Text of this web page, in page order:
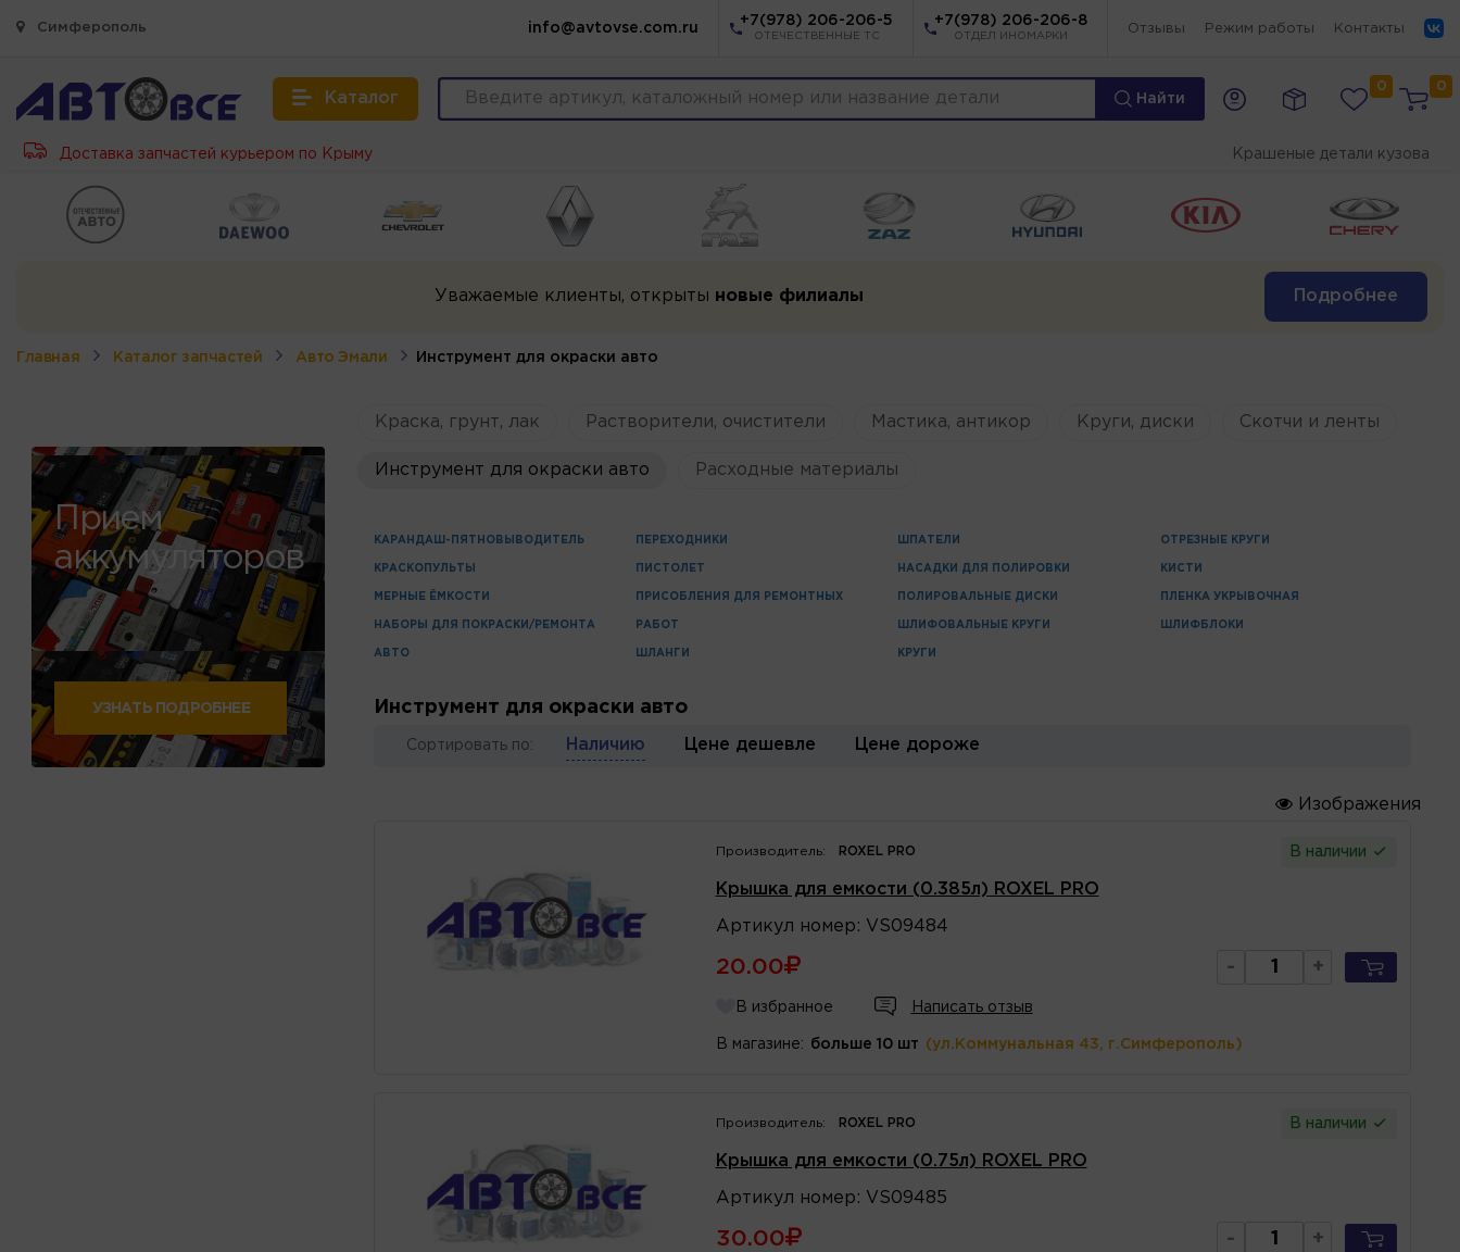
Симферополь info@avtovse.com.ru
+7(978) 206-206-5
ОТЕЧЕСТВЕННЫЕ ТС
+7(978) 206-206-8
ОТДЕЛ ИНОМАРКИ
Отзывы Режим работы Контакты
Каталог Найти
0 0
Доставка запчастей курьером по Крыму Крашеные детали кузова
Уважаемые клиенты, открыты новые филиалы Подробнее
Главная Каталог запчастей Авто Эмали Инструмент для окраски авто
Прием
аккумуляторов
УЗНАТЬ ПОДРОБНЕЕ
Краска, грунт, лак Растворители, очистители Мастика, антикор Круги, диски Скотчи и ленты
Инструмент для окраски авто Расходные материалы
КАРАНДАШ-ПЯТНОВЫВОДИТЕЛЬ
КРАСКОПУЛЬТЫ
МЕРНЫЕ ЁМКОСТИ
НАБОРЫ ДЛЯ ПОКРАСКИ/РЕМОНТА
АВТО
ПЕРЕХОДНИКИ
ПИСТОЛЕТ
ПРИСОБЛЕНИЯ ДЛЯ РЕМОНТНЫХ
РАБОТ
ШЛАНГИ
ШПАТЕЛИ
НАСАДКИ ДЛЯ ПОЛИРОВКИ
ПОЛИРОВАЛЬНЫЕ ДИСКИ
ШЛИФОВАЛЬНЫЕ КРУГИ
КРУГИ
ОТРЕЗНЫЕ КРУГИ
КИСТИ
ПЛЕНКА УКРЫВОЧНАЯ
ШЛИФБЛОКИ
Инструмент для окраски авто
Сортировать по: Наличию Цене дешевле Цене дороже
Изображения
Производитель: ROXEL PRO В наличии
Крышка для емкости (0.385л) ROXEL PRO
Артикул номер : VS09484
20.00 - +
В избранное Написать отзыв
В магазине: больше 10 шт (ул.Коммунальная 43, г.Симферополь)
Производитель: ROXEL PRO В наличии
Крышка для емкости (0.75л) ROXEL PRO
Артикул номер : VS09485
30.00 - +